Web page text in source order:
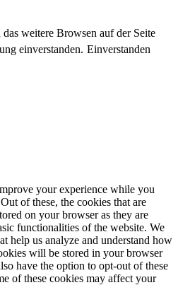
weitere Browsen auf der Seite
einverstanden. Einverstanden
your experience while you
of these, the cookies that are
on your browser as they are
functionalities of the website. We
help us analyze and understand how
will be stored in your browser
have the option to opt-out of these
of these cookies may affect your